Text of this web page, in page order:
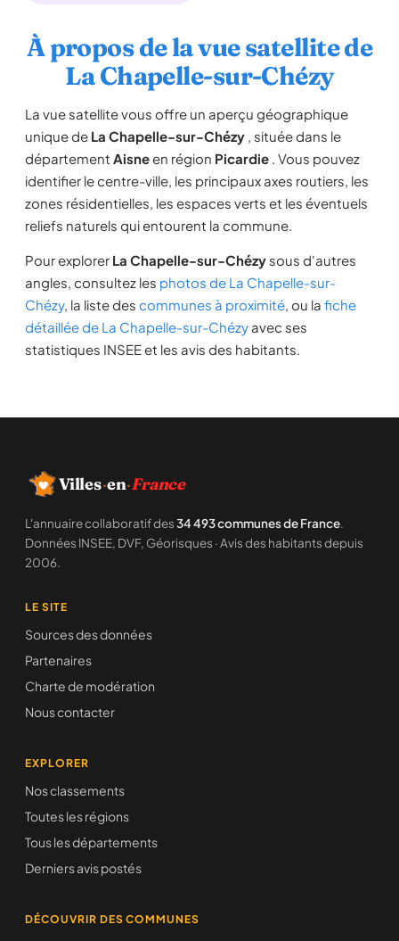
À propos de la vue satellite de
La Chapelle-sur-Chézy
La vue satellite vous offre un aperçu géographique
unique de La Chapelle-sur-Chézy , située dans le
département Aisneen région Picardie . Vous pouvez
identifier le centre-ville, les principaux axes routiers, les
zones résidentielles, les espaces verts et les éventuels
reliefs naturels qui entourent la commune.
Pour explorer La Chapelle-sur-Chézy sous d'autres
angles, consultez les photos de La Chapelle-sur-
Chézy, la liste des communes à proximité, ou la fiche
détaillée de La Chapelle-sur-Chézy avec ses
statistiques INSEE et les avis des habitants.
Villes·en·France
L'annuaire collaboratif des34 493 communes de France.
Données INSEE, DVF, Géorisques · Avis des habitants depuis
2006.
LE SITE
Sources des données
Partenaires
Charte de modération
Nous contacter
EXPLORER
Nos classements
Toutes les régions
Tous les départements
Derniers avis postés
DÉCOUVRIR DES COMMUNES